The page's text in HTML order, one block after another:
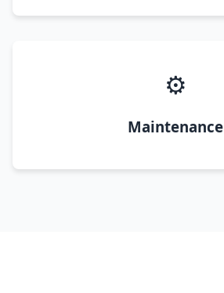
⚙️
Maintenance